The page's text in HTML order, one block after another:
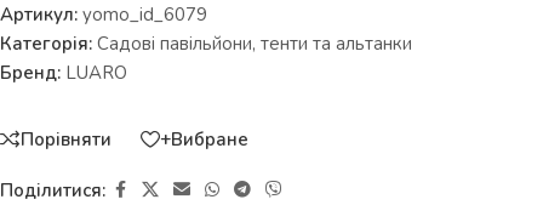
Артикул: yomo_id_6079
Категорія: Садові павільйони, тенти та альтанки
Бренд: LUARO
Порівняти +Вибране
Поділитися: